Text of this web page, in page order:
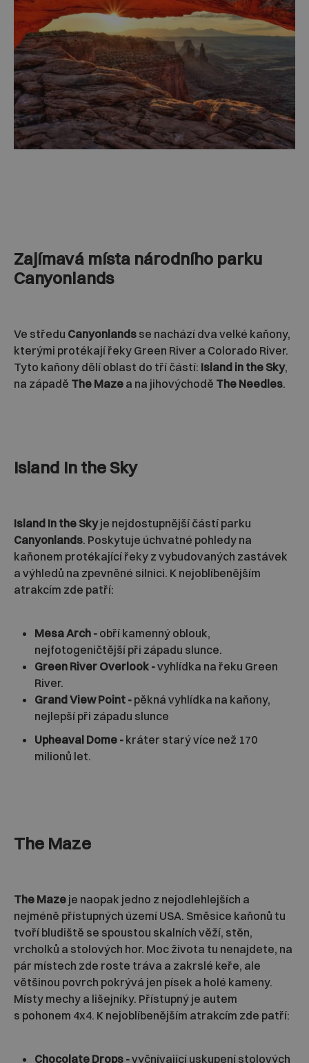
Zajímavá místa národního parku
Canyonlands
Ve středu Canyonlands se nachází dva velké kaňony,
kterými protékají řeky Green River a Colorado River.
Tyto kaňony dělí oblast do tří částí: Island in the Sky,
na západě The Maze a na jihovýchodě The Needles.
Island In the Sky
Island In the Skyje nejdostupnější částí parku
Canyonlands. Poskytuje úchvatné pohledy na
kaňonem protékající řeky z vybudovaných zastávek
a výhledů na zpevněné silnici. K nejoblíbenějším
atrakcím zde patří:
Mesa Arch - obří kamenný oblouk,
nejfotogeničtější při západu slunce.
Green River Overlook -vyhlídka na řeku Green
River.
Grand View Point - pěkná vyhlídka na kaňony,
nejlepší při západu slunce
Upheaval Dome - kráter starý více než 170
milionů let.
The Maze
The Maze je naopak jedno z nejodlehlejších a
nejméně přístupných území USA. Směsice kaňonů tu
tvoří bludiště se spoustou skalních věží, stěn,
vrcholků a stolových hor. Moc života tu nenajdete, na
pár místech zde roste tráva a zakrslé keře, ale
většinou povrch pokrývá jen písek a holé kameny.
Místy mechy a lišejníky. Přístupný je autem
s pohonem 4x4. K nejoblíbenějším atrakcím zde patří:
Chocolate Drops -vyčnívající uskupení stolových